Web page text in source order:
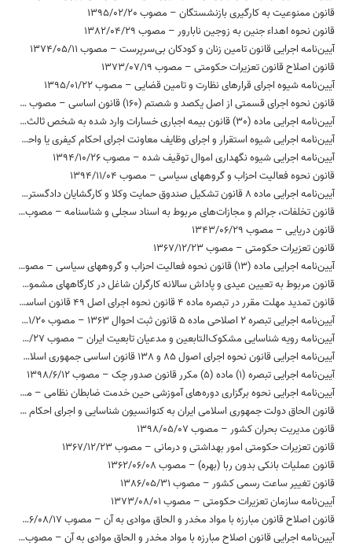
قانون ممنوعیت به کارگیری بازنشستگان – مصوب 1395/02/20
قانون نحوه اهداء جنین به زوجین نابارور – مصوب 1382/04/29
آیین‌نامه اجرایی قانون تامین زنان و کودکان بی‌سرپرست – مصوب 1374/05/11
قانون اصلاح قانون تعزیرات حکومتی – مصوب 1373/07/19
آیین‌نامه شیوه اجرای قرارهای نظارت و تامین قضایی – مصوب 1395/01/22
قانون نحوه اجرای قسمتی از اصل یکصد و شصتم (160) قانون اساسی – مصوب 1394/02/22
آیین‌نامه اجرایی ماده (30) قانون بیمه اجباری خسارات وارد شده به شخص ثالث در اثر حوادث ناشی از وسایل نقلیه – مصوب 1396/05/16
آیین‌نامه اجرایی شیوه استقرار و اجرای وظایف معاونت اجرای احکام کیفری یا واحدی از آن در زندان‌ها و موسسات کیفری – مصوب 1395/12/24
آیین‌نامه اجرایی شیوه نگهداری اموال توقیف شده – مصوب 1394/10/26
قانون نحوه فعالیت احزاب و گروههای سیاسی – مصوب 1394/11/04
آیین‌نامه اجرایی ماده 8 قانون تشکیل صندوق حمایت وکلا و کارگشایان دادگستری – مصوب 1377/12/26
قانون تخلفات، جرائم و مجازات‌های مربوط به اسناد سجلی و شناسنامه – مصوب 1370/05/10
قانون دریایی – مصوب 1343/06/29
قانون تعزیرات حکومتی – مصوب 1367/12/23
آیین‌نامه اجرایی ماده (13) قانون نحوه فعالیت احزاب و گروه‏های سیاسی – مصوب 1397/02/23
قانون مربوط به تعیین عیدی و پاداش سالانه کارگران شاغل در کارگاههای مشمول قانون کار – مصوب 1370/12/06
قانون تمدید مهلت مقرر در تبصره ماده 4 قانون نحوه اجرای اصل 49 قانون اساسی – مصوب 1364/05/17
آیین‌نامه اجرایی تبصره 2 اصلاحی ماده 5 قانون ثبت احوال 1363 – مصوب 1385/01/20
آیین‌نامه رویه شناسایی مشکوک‌التابعین و مدعیان تابعیت ایران – مصوب 1382/12/27
آیین‌نامه اجرایی قانون نحوه اجرای اصول 85 و 138 قانون اساسی جمهوری اسلامی ایران و اصلاحات بعدی – مصوب 1391/10/24
آیین‌نامه اجرایی تبصره (1) ماده (5) مکرر قانون صدور چک – مصوب 1398/6/12
آیین‌نامه اجرایی نحوه برگزاری دوره‌های آموزشی حین خدمت ضابطان نظامی – مصوب 1397/09/18
قانون الحاق دولت جمهوری اسلامی ایران به کنوانسیون شناسایی و اجرای احکام داوری خارجی – مصوب 1380/1/21
قانون مدیریت بحران کشور – مصوب 1398/05/07
قانون تعزیرات حکومتی امور بهداشتی و درمانی – مصوب 1367/12/23
قانون عملیات بانکی بدون ربا (بهره) – مصوب 1362/06/08
قانون تغییر ساعت رسمی کشور – مصوب 1386/05/31
آیین‌نامه سازمان تعزیرات حکومتی – مصوب 1373/08/01
قانون اصلاح قانون مبارزه با مواد مخدر و الحاق موادی به آن – مصوب 1376/08/17
آیین‌نامه اجرایی قانون اصلاح مبارزه با مواد مخدر و الحاق موادی به آن – مصوب 1377/10/22